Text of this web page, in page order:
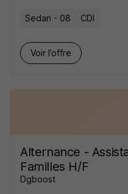
Sedan - 08 CDI
Voir l’offre
Alternance -
Familles H/F
Dgboost